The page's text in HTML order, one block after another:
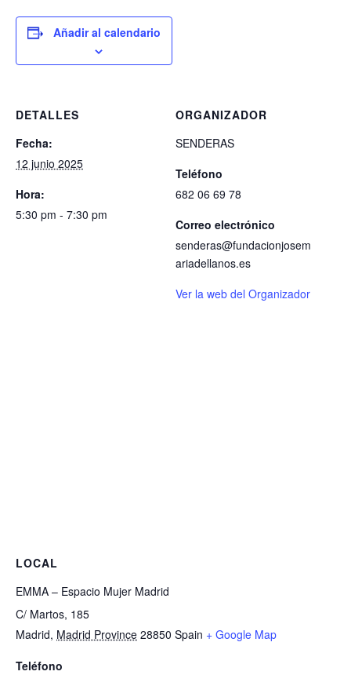
Añadir al calendario
DETALLES
Fecha:
12 junio 2025
Hora:
5:30 pm - 7:30 pm
ORGANIZADOR
SENDERAS
Teléfono
682 06 69 78
Correo electrónico
senderas@fundacionjosem
ariadellanos.es
Ver la web del Organizador
LOCAL
EMMA – Espacio Mujer Madrid
C/ Martos, 185
Madrid, Madrid Province 28850 Spain + Google Map
Teléfono